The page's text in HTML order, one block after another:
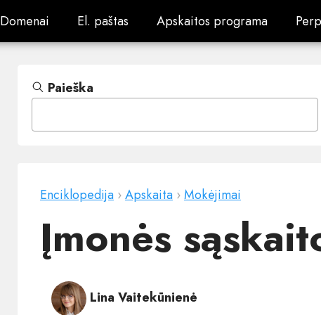
Domenai
Domenai El. paštas
El. paštas Apskaitos programa
Apskaitos programa
Paieška
Enciklopedija ›Apskaita ›Mokėjimai
Įmonės
Lina Vaitekūnienė